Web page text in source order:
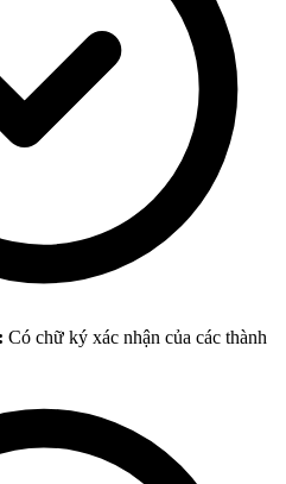
Có chữ ký xác nhận của các thành